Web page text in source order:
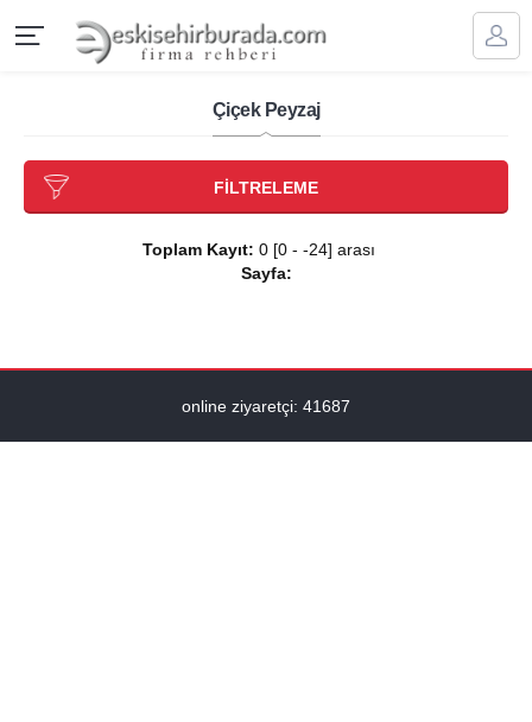
Çiçek Peyzaj
FİLTRELEME
Toplam Kayıt: 0 [0 - -24] arası
Sayfa:
online ziyaretçi: 41687